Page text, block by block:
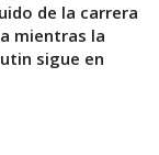
de la carrera
mientras la
sigue en